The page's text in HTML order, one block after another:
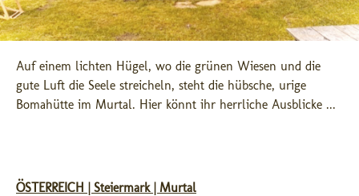
Auf einem lichten Hügel, wo die grünen Wiesen und die
gute Luft die Seele streicheln, steht die hübsche, urige
Bomahütte im Murtal. Hier könnt ihr herrliche Ausblicke ...
ÖSTERREICH | Steiermark | Murtal